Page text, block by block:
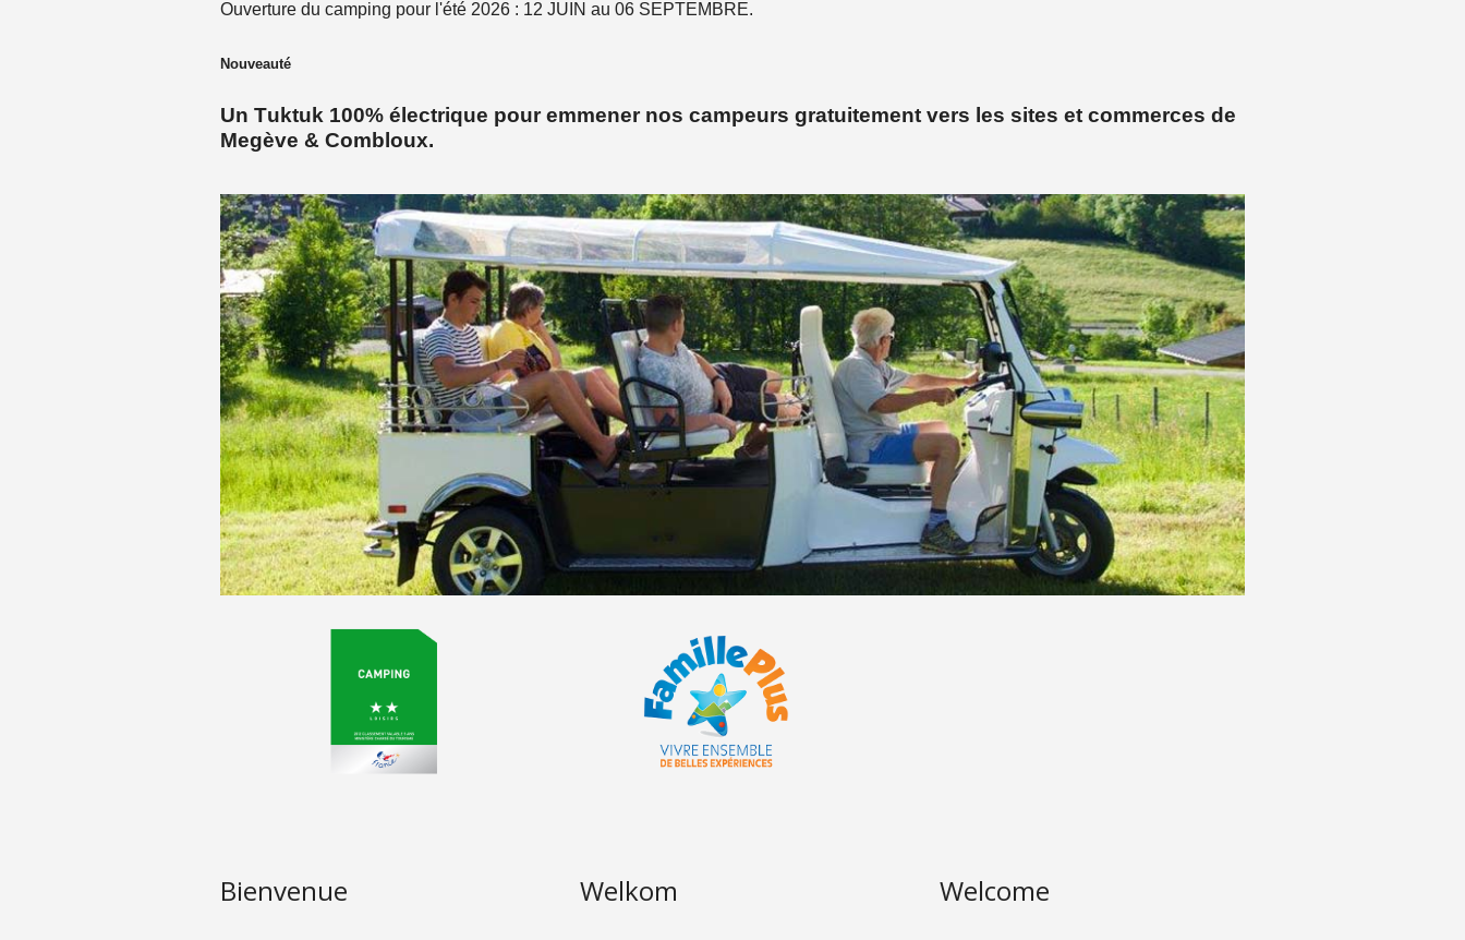
Ouverture du camping pour l'été 2026 : 12 JUIN au 06 SEPTEMBRE.
Nouveauté
Un Tuktuk 100% électrique pour emmener nos campeurs gratuitement vers les sites et commerces de
Megève & Combloux.
Bienvenue Welkom Welcome